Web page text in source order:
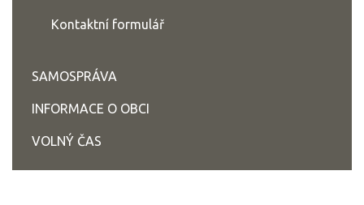
Kontaktní formulář
SAMOSPRÁVA
INFORMACE O OBCI
VOLNÝ ČAS